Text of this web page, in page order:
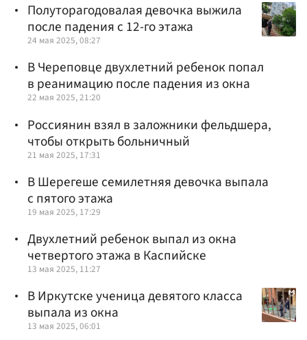
Полуторагодовалая девочка выжила
после падения с 12-го этажа
24 мая 2025, 08:27
В Череповце двухлетний ребенок попал
в реанимацию после падения из окна
22 мая 2025, 21:20
Россиянин взял в заложники фельдшера,
чтобы открыть больничный
21 мая 2025, 17:31
В Шерегеше семилетняя девочка выпала
с пятого этажа
19 мая 2025, 17:29
Двухлетний ребенок выпал из окна
четвертого этажа в Каспийске
13 мая 2025, 11:27
В Иркутске ученица девятого класса
выпала из окна
13 мая 2025, 06:01